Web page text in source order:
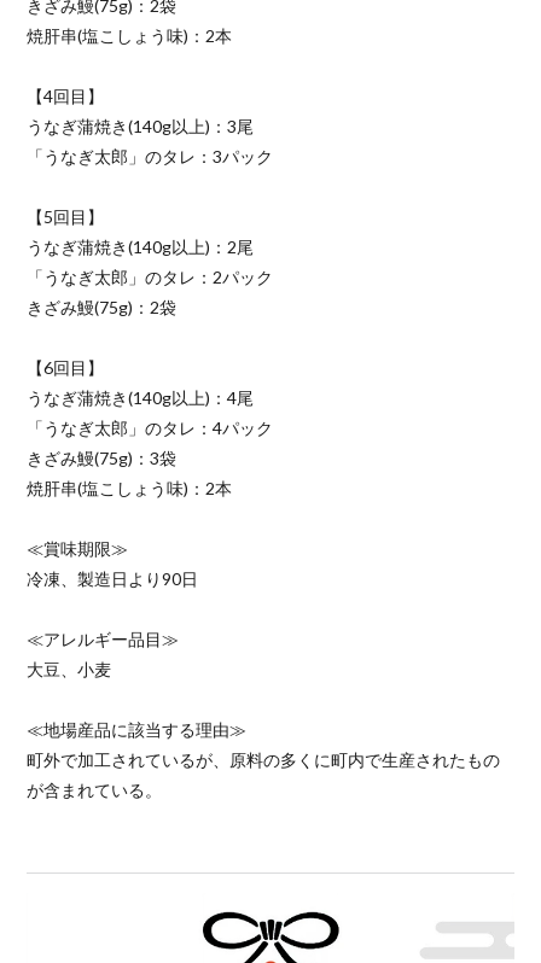
きざみ鰻(75g)：2袋
焼肝串(塩こしょう味)：2本
【4回目】
うなぎ蒲焼き(140g以上)：3尾
「うなぎ太郎」のタレ：3パック
【5回目】
うなぎ蒲焼き(140g以上)：2尾
「うなぎ太郎」のタレ：2パック
きざみ鰻(75g)：2袋
【6回目】
うなぎ蒲焼き(140g以上)：4尾
「うなぎ太郎」のタレ：4パック
きざみ鰻(75g)：3袋
焼肝串(塩こしょう味)：2本
≪賞味期限≫
冷凍、製造日より90日
≪アレルギー品目≫
大豆、小麦
≪地場産品に該当する理由≫
町外で加工されているが、原料の多くに町内で生産されたもの
が含まれている。